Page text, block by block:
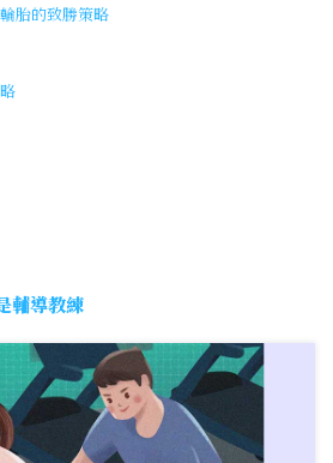
胎的致勝策略
輔導教練